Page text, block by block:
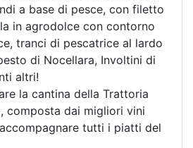
a base di pesce, con filetto
in agrodolce con contorno
tranci di pescatrice al lardo
di Nocellara, Involtini di
altri!
la cantina della Trattoria
composta dai migliori vini
tutti i piatti del